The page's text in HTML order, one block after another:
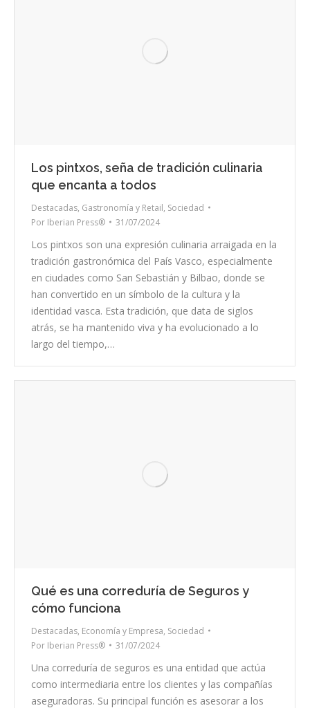
Los pintxos, seña de tradición culinaria
que encanta a todos
Destacadas, Gastronomía y Retail, Sociedad
Por Iberian Press® 31/07/2024
Los pintxos son una expresión culinaria arraigada en la
tradición gastronómica del País Vasco, especialmente
en ciudades como San Sebastián y Bilbao, donde se
han convertido en un símbolo de la cultura y la
identidad vasca. Esta tradición, que data de siglos
atrás, se ha mantenido viva y ha evolucionado a lo
largo del tiempo,…
Qué es una correduría de Seguros y
cómo funciona
Destacadas, Economía y Empresa, Sociedad
Por Iberian Press® 31/07/2024
Una correduría de seguros es una entidad que actúa
como intermediaria entre los clientes y las compañías
aseguradoras. Su principal función es asesorar a los